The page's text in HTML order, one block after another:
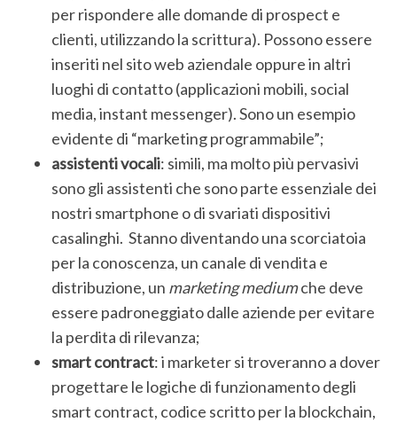
per rispondere alle domande di prospect e
clienti, utilizzando la scrittura). Possono essere
inseriti nel sito web aziendale oppure in altri
luoghi di contatto (applicazioni mobili, social
media, instant messenger). Sono un esempio
evidente di “marketing programmabile”;
assistenti vocali: simili, ma molto più pervasivi
sono gli assistenti che sono parte essenziale dei
nostri smartphone o di svariati dispositivi
casalinghi. Stanno diventando una scorciatoia
per la conoscenza, un canale di vendita e
distribuzione, un marketing mediumche deve
essere padroneggiato dalle aziende per evitare
la perdita di rilevanza;
smart contract: i marketer si troveranno a dover
progettare le logiche di funzionamento degli
smart contract, codice scritto per la blockchain,